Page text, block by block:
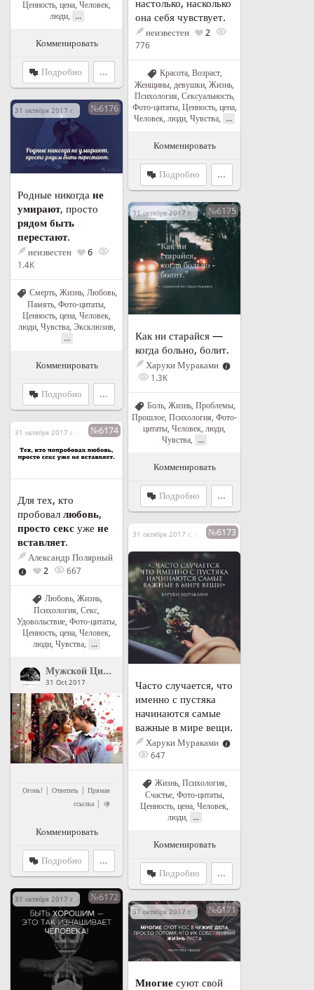
Ценность, цена Человек,
люди, ...
Комменировать
Подробно ...
настолько, насколько
она себя чувствует.
неизвестен 2
776
Красота, Возраст,
Женщины, девушки, Жизнь,
Психология, Сексуальность,
Фото-цитаты, Ценность, цена,
Человек, люди, Чувства, ...
Комменировать
Подробно ...
31 октября 2017 г. в 12:50№6176
Родные никогда не
умирают, просто
рядом быть
перестают.
неизвестен 6
1.4K
Смерть, Жизнь, Любовь,
Память, Фото-цитаты,
Ценность, цена, Человек,
люди, Чувства, Эксклюзив,
...
Комменировать
Подробно ...
31 октября 2017 г. в 12:10№6175
Как ни старайся —
когда больно, болит.
Харуки Мураками
1.3K
Боль, Жизнь, Проблемы,
Прошлое Психология Фото-
цитаты Человек, люди
Чувства
...
Комменировать
Подробно ...
31 октября 2017 г. в 11:45№6174
Для тех, кто
пробовал любовь,
просто секс уже не
вставляет.
Александр Полярный
2
667
Любовь, Жизнь,
Психология, Секс,
Удовольствие, Фото-цитаты,
Ценность, цена, Человек,
люди, Чувства, ...
Мужской Цитатник Рунета
31 Oct 2017
Огонь! | Ответить | Прямая
ссылка |
Комменировать
Подробно ...
31 октября 2017 г. в 11:39№6173
Часто случается, что
именно с пустяка
начинаются самые
важные в мире вещи.
Харуки Мураками
647
Жизнь, Психология,
Счастье, Фото-цитаты,
Ценность, цена Человек,
люди, ...
Комменировать
Подробно ...
31 октября 2017 г. в 11:22№6172
31 октября 2017 г. в 09:42№6171
Многие суют свой